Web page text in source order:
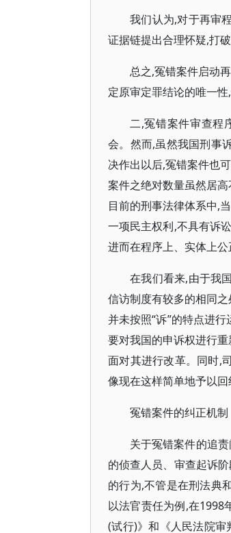
我们认为,对于再审
证据链提出合理怀疑,打
总之,冤错案件启动
定原审定罪结论的唯一性,
二,冤错案件审查程
会。然而,虽然我国刑事
决作出以后,冤错案件也
案件之绝对数量虽然居
目前的刑事法律体系中,
一项民主权利,不具有诉
进而在程序上、实体上公
在我们看来,由于我
信访制度有较多的相同
并未按照“诉”的特点进
要对我国的申诉权进行
面对其进行改革。同时,
像现在这样简单地予以回
冤错案件的纠正机制
关于冤错案件的追
的侦查人员、审查起诉
的行为,不管是在刑法典
以法官责任为例,在1998
(试行)》和《人民法院